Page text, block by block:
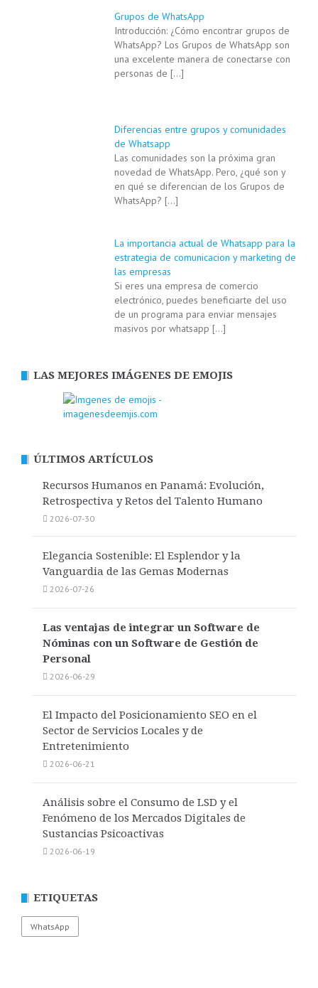
Grupos de WhatsApp
Introducción: ¿Cómo encontrar grupos de
WhatsApp? Los Grupos de WhatsApp son
una excelente manera de conectarse con
personas de […]
Diferencias entre grupos y comunidades
de Whatsapp
Las comunidades son la próxima gran
novedad de WhatsApp. Pero, ¿qué son y
en qué se diferencian de los Grupos de
WhatsApp? […]
La importancia actual de Whatsapp para la
estrategia de comunicacion y marketing de
las empresas
Si eres una empresa de comercio
electrónico, puedes beneficiarte del uso
de un programa para enviar mensajes
masivos por whatsapp […]
LAS MEJORES IMÁGENES DE EMOJIS
ÚLTIMOS ARTÍCULOS
Recursos Humanos en Panamá: Evolución,
Retrospectiva y Retos del Talento Humano
2026-07-30
Elegancia Sostenible: El Esplendor y la
Vanguardia de las Gemas Modernas
2026-07-26
Las ventajas de integrar un Software de
Nóminas con un Software de Gestión de
Personal
2026-06-29
El Impacto del Posicionamiento SEO en el
Sector de Servicios Locales y de
Entretenimiento
2026-06-21
Análisis sobre el Consumo de LSD y el
Fenómeno de los Mercados Digitales de
Sustancias Psicoactivas
2026-06-19
ETIQUETAS
WhatsApp